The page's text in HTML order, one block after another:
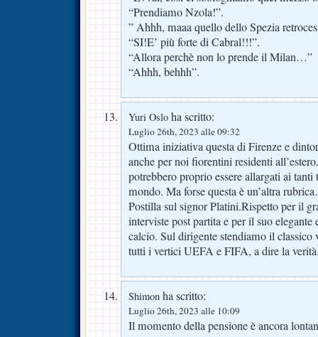
“Prendiamo Nzola!”.
” Ahhh, maaa quello dello Spezia
“SI!E’ più forte di Cabral!!!”.
“Allora perchè non lo prende il Milan…”
“Ahhh, behhh”.
Yuri Oslo ha scritto:
Luglio 26th, 2023 alle 09:32
Ottima iniziativa questa di Firenze e
anche per noi fiorentini residenti
potrebbero proprio essere allargati ai
mondo. Ma forse questa è un’altra
Postilla sul signor Platini.Rispetto per il
interviste post partita e per il suo elegante
calcio. Sul dirigente stendiamo il classico
tutti i vertici UEFA e FIFA, a dire la
Shimon ha scritto:
Luglio 26th, 2023 alle 10:09
Il momento della pensione è ancora